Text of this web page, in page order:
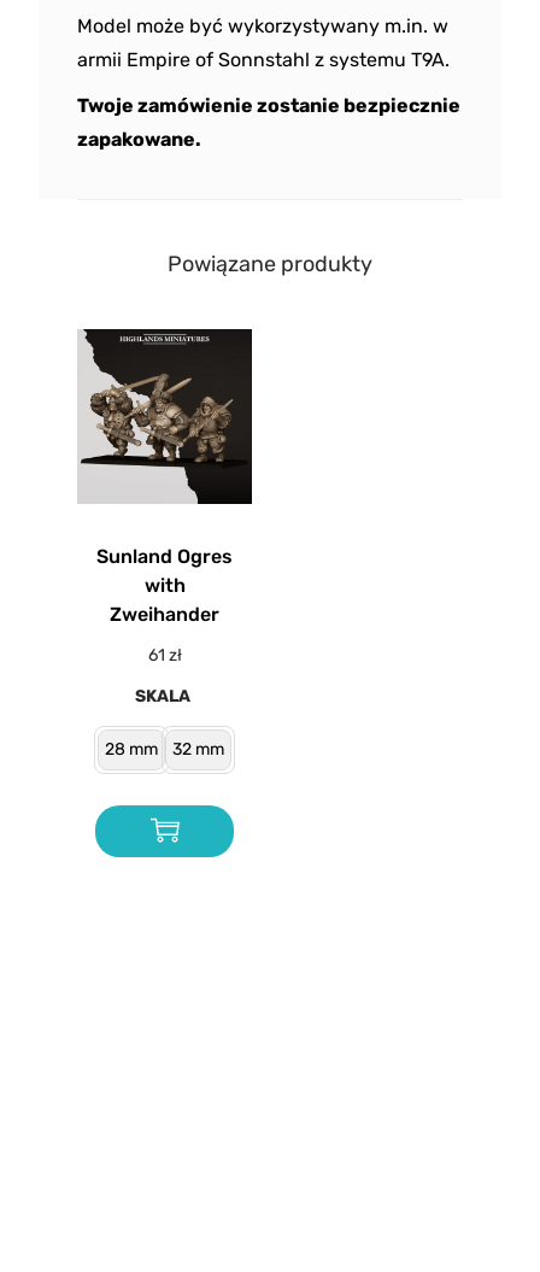
Model może być wykorzystywany m.in. w
armii Empire of Sonnstahl z systemu T9A.
Twoje zamówienie zostanie bezpiecznie
zapakowane.
Powiązane produkty
Sunland Ogres
with
Zweihander
61 zł
SKALA
28 mm 32 mm